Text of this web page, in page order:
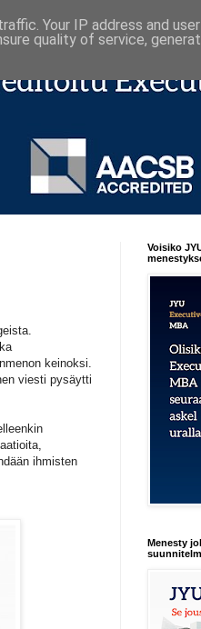
keinoksi.
viesti pysäytti
ihmisten
Voisiko
Menesty
Your IP address and
quality of service,